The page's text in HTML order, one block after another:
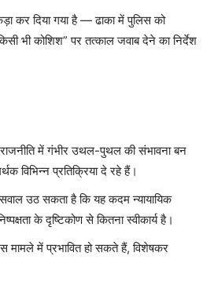
कर दिया गया है — ढाका में पुलिस को
भी कोशिश” पर तत्काल जवाब देने का निर्देश
राजनीति में गंभीर उथल-पुथल की संभावना बन
विभिन्न प्रतिक्रिया दे रहे हैं।
उठ सकता है कि यह कदम न्यायायिक
के दृष्टिकोण से कितना स्वीकार्य है।
मामले में प्रभावित हो सकते हैं, विशेषकर